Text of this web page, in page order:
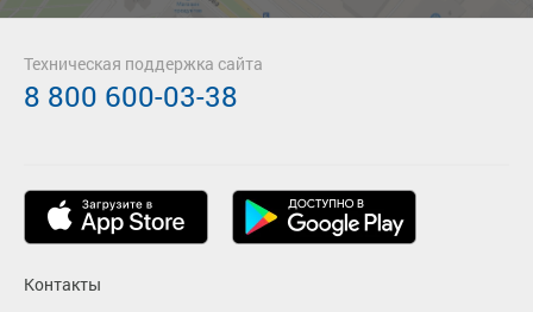
Контакты
Техническая поддержка сайта
8 800 600-03-38